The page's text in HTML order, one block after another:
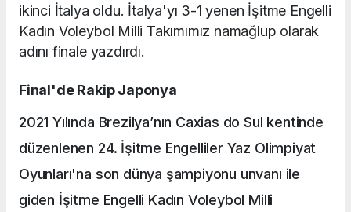
ikinci İtalya oldu. İtalya'yı 3-1 yenen İşitme Engelli
Kadın Voleybol Milli Takımımız namağlup olarak
adını finale yazdırdı.
Final'de Rakip Japonya
2021 Yılında Brezilya’nın Caxias do Sul kentinde
düzenlenen 24. İşitme Engelliler Yaz Olimpiyat
Oyunları'na son dünya şampiyonu unvanı ile
giden İşitme Engelli Kadın Voleybol Milli